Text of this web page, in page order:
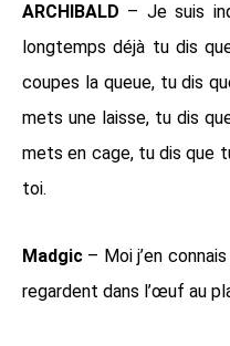
ARCHIBALD – Je suis
longtemps déjà tu dis
coupes la queue, tu dis
mets une laisse, tu dis
mets en cage, tu dis que
toi.
Madgic – Moi j’en
regardent dans l’œuf au